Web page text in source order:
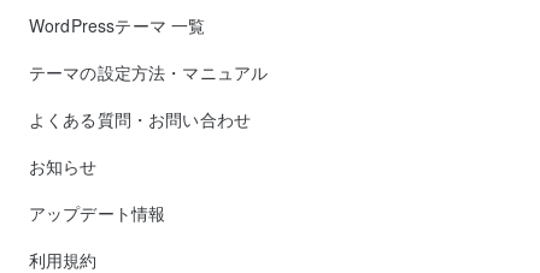
WordPressテーマ 一覧
テーマの設定方法・マニュアル
よくある質問・お問い合わせ
お知らせ
アップデート情報
利用規約